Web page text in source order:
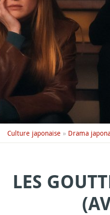
Culture japonaise » Drama
LES